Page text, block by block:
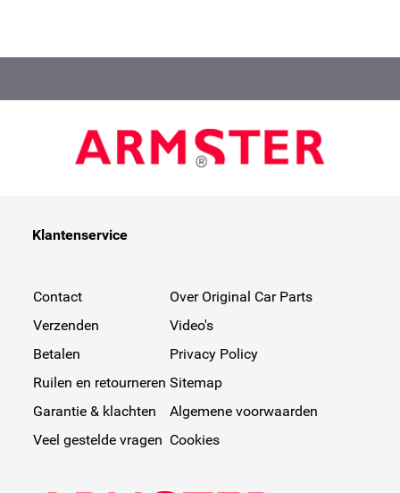
Klantenservice
Contact
Verzenden
Betalen
Ruilen en retourneren
Garantie & klachten
Veel gestelde vragen
Over Original Car Parts
Video's
Privacy Policy
Sitemap
Algemene voorwaarden
Cookies